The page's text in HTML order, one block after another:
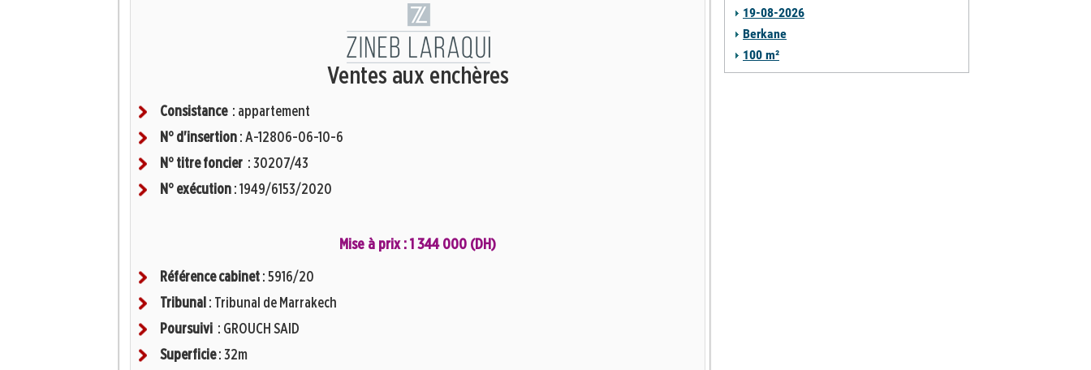
Ventes aux enchères
Consistance : appartement
N° d'insertion : A-12806-06-10-6
N° titre foncier : 30207/43
N° exécution : 1949/6153/2020
Mise à prix : 1 344 000 (DH)
Référence cabinet : 5916/20
Tribunal : Tribunal de Marrakech
Poursuivi : GROUCH SAID
Superficie: 32m
19-08-2026
Berkane
100 m²